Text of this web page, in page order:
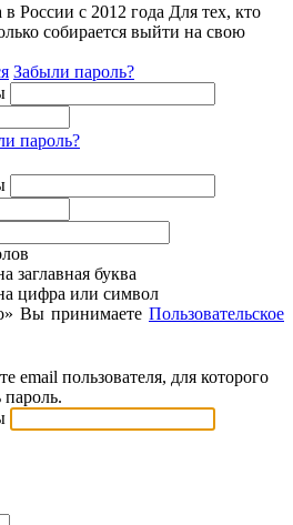
России с 2012 года Для тех, кто
собирается выйти на свою
Забыли пароль?
пароль?
заглавная буква
цифра или символ
Вы принимаете Пользовательское
email пользователя, для которого
пароль.